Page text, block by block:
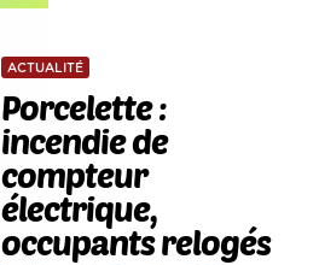
ACTUALITÉ
Porcelette :
incendie de
compteur
électrique,
occupants relogés